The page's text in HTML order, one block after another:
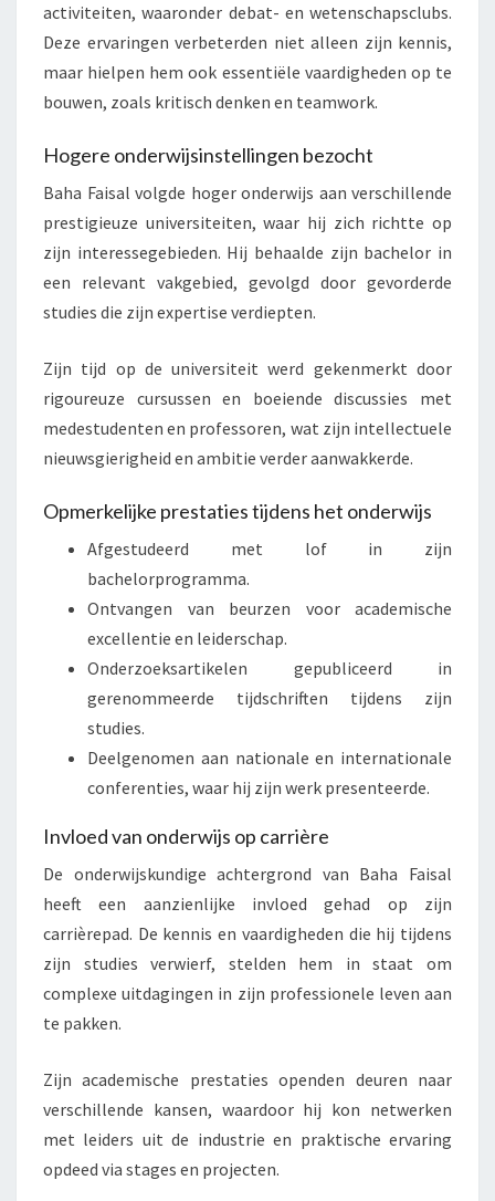
activiteiten, waaronder debat- en wetenschapsclubs.
Deze ervaringen verbeterden niet alleen zijn kennis,
maar hielpen hem ook essentiële vaardigheden op te
bouwen, zoals kritisch denken en teamwork.
Hogere onderwijsinstellingen bezocht
Baha Faisal volgde hoger onderwijs aan verschillende
prestigieuze universiteiten, waar hij zich richtte op
zijn interessegebieden. Hij behaalde zijn bachelor in
een relevant vakgebied, gevolgd door gevorderde
studies die zijn expertise verdiepten.
Zijn tijd op de universiteit werd gekenmerkt door
rigoureuze cursussen en boeiende discussies met
medestudenten en professoren, wat zijn intellectuele
nieuwsgierigheid en ambitie verder aanwakkerde.
Opmerkelijke prestaties tijdens het onderwijs
Afgestudeerd met lof in zijn
bachelorprogramma.
Ontvangen van beurzen voor academische
excellentie en leiderschap.
Onderzoeksartikelen gepubliceerd in
gerenommeerde tijdschriften tijdens zijn
studies.
Deelgenomen aan nationale en internationale
conferenties, waar hij zijn werk presenteerde.
Invloed van onderwijs op carrière
De onderwijskundige achtergrond van Baha Faisal
heeft een aanzienlijke invloed gehad op zijn
carrièrepad. De kennis en vaardigheden die hij tijdens
zijn studies verwierf, stelden hem in staat om
complexe uitdagingen in zijn professionele leven aan
te pakken.
Zijn academische prestaties openden deuren naar
verschillende kansen, waardoor hij kon netwerken
met leiders uit de industrie en praktische ervaring
opdeed via stages en projecten.